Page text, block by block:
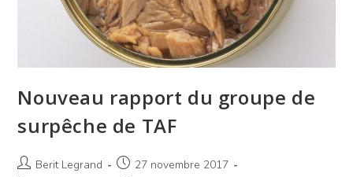
Nouveau rapport du groupe de
surpêche de TAF
Berit Legrand
27 novembre 2017